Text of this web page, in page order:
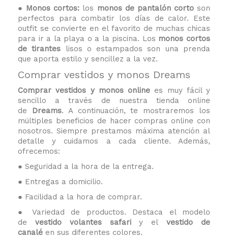
● Monos cortos: los monos de pantalón cortoson
perfectos para combatir los días de calor. Este
outfit se convierte en el favorito de muchas chicas
para ir a la playa o a la piscina. Los monos cortos
de tirantes lisos o estampados son una prenda
que aporta estilo y sencillez a la vez.
Comprar vestidos y monos Dreams
Comprar vestidos y monos online es muy fácil y
sencillo a través de nuestra tienda online
de Dreams. A continuación, te mostraremos los
múltiples beneficios de hacer compras online con
nosotros. Siempre prestamos máxima atención al
detalle y cuidamos a cada cliente. Además,
ofrecemos:
● Seguridad a la hora de la entrega.
● Entregas a domicilio.
● Facilidad a la hora de comprar.
● Variedad de productos. Destaca el modelo
de vestido volantes safariy elvestido de
canalé en sus diferentes colores.